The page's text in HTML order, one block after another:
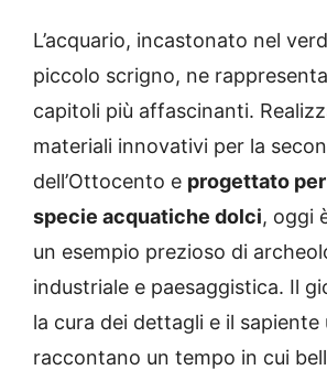
L’acquario, incastonato nel
piccolo scrigno, ne
capitoli più affascinanti.
materiali innovativi per la
dell’Ottocento e progettato
specie acquatiche dolci, oggi
un esempio prezioso di
industriale e paesaggistica. Il
la cura dei dettagli e il sapiente
raccontano un tempo in cui